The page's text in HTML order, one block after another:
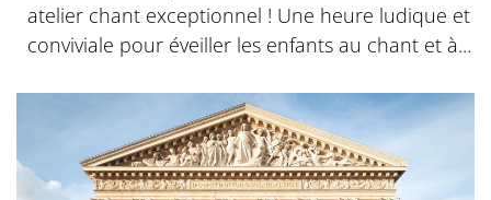
atelier chant exceptionnel ! Une heure ludique et
conviviale pour éveiller les enfants au chant et à...